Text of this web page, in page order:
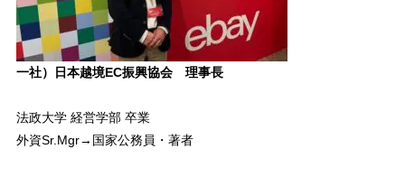
一社）日本越境EC振興協会 理事長
法政大学 経営学部 卒業
外資Sr.Mgr→国家公務員・著者